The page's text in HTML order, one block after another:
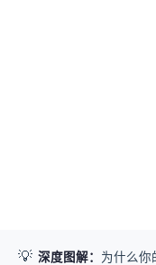
💡 深度图解： 为什么你